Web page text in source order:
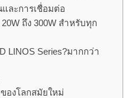
ละการเชื่อมต่อ
ถึง 300W สําหรับทุก
LINOS Series?มากกว่า
องโลกสมัยใหม่